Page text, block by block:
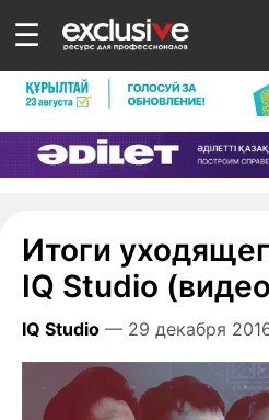
☰
Итоги
IQ Studio
IQ Studio — 29 декабря